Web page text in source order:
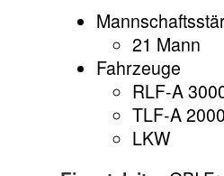
21 Mann
Fahrzeuge
RLF-A
TLF-A 2000
LKW